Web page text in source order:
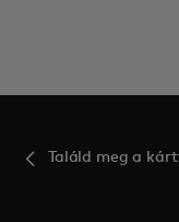
Találd meg a